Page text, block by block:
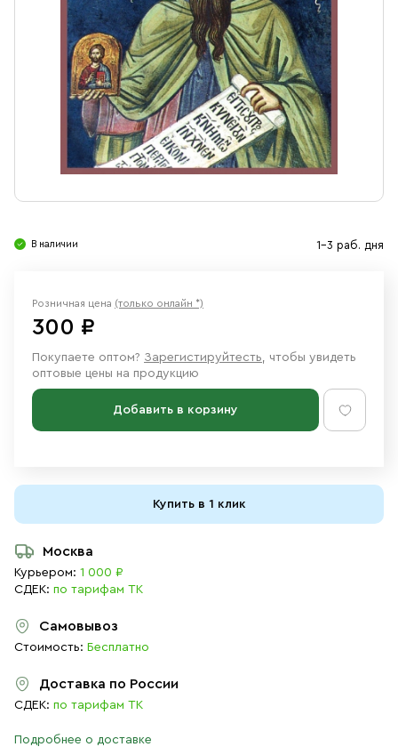
Ювелирные изделия
В наличии 1-3 раб. дня
Розничная цена (только онлайн *)
300 ₽
Покупаете оптом? Зарегистируйтесть, чтобы увидеть
оптовые цены на продукцию
Добавить в корзину
Купить в 1 клик
Москва
Курьером: 1 000 ₽
СДЕК: по тарифам ТК
Самовывоз
Стоимость: Бесплатно
Доставка по России
СДЕК: по тарифам ТК
Подробнее о доставке